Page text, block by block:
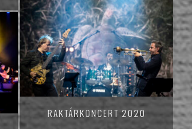
RAKTÁRKONCERT 2020